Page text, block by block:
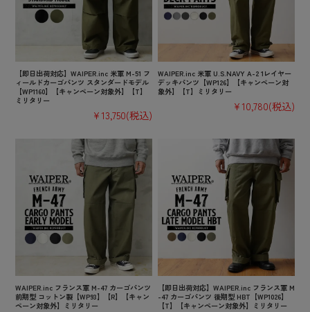
【即日出荷対応】WAIPER.inc 米軍 M-51 フ
ィールドカーゴパンツ スタンダードモデル
【WP1160】【キャンペーン対象外】【T】
ミリタリー
¥13,750(税込)
WAIPER.inc 米軍 U.S.NAVY A-2 1レイヤー
デッキパンツ【WP126】【キャンペーン対
象外】【T】ミリタリー
¥10,780(税込)
WAIPER.inc フランス軍 M-47 カーゴパンツ
前期型 コットン製【WP93】【R】【キャン
ペーン対象外】ミリタリー
【即日出荷対応】WAIPER.inc フランス軍 M
-47 カーゴパンツ 後期型 HBT【WP1026】
【T】【キャンペーン対象外】ミリタリー